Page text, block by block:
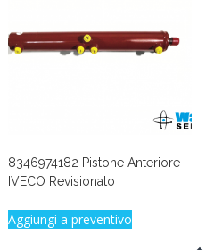
8346974182 Pistone Anteriore
IVECO Revisionato
Aggiungi a preventivo